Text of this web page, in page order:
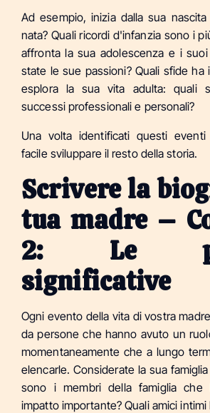
Ad esempio, inizia dalla sua
nata? Quali ricordi d'infanzia sono i
affronta la sua adolescenza e i
state le sue passioni? Quali sfide ha
esplora la sua vita adulta: quali
successi professionali e personali?
Una volta identificati questi
facile sviluppare il resto della storia.
Scrivere la
tua madre –
2: Le
significative
Ogni evento della vita di vostra
da persone che hanno avuto un
momentaneamente che a lungo
elencarle. Considerate la sua
sono i membri della famiglia che
impatto importante? Quali amici